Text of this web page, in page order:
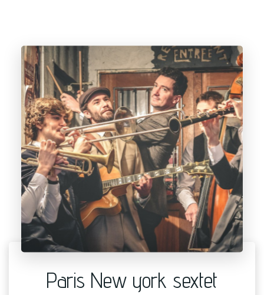
Paris New york sextet